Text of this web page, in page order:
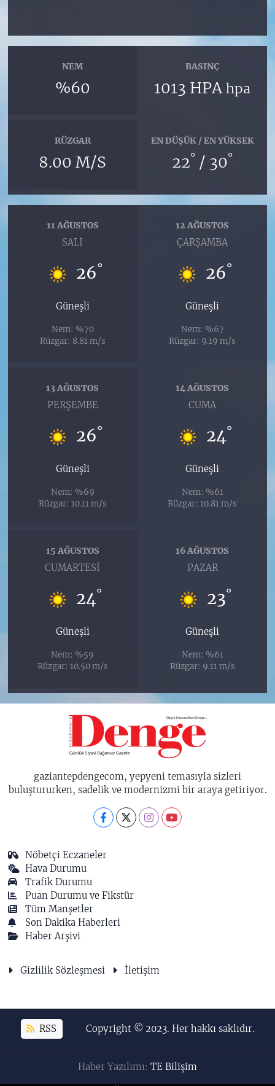
NEM
%60
BASINÇ
1013 HPAhpa
RÜZGAR
8.00 M/S
EN DÜŞÜK / EN YÜKSEK
22° / 30°
11 AĞUSTOS
SALI
26°
Güneşli
Nem: %70
Rüzgar: 8.81 m/s
12 AĞUSTOS
ÇARŞAMBA
26°
Güneşli
Nem: %67
Rüzgar: 9.19 m/s
13 AĞUSTOS
PERŞEMBE
26°
Güneşli
Nem: %69
Rüzgar: 10.11 m/s
14 AĞUSTOS
CUMA
24°
Güneşli
Nem: %61
Rüzgar: 10.81 m/s
15 AĞUSTOS
CUMARTESI
24°
Güneşli
Nem: %59
Rüzgar: 10.50 m/s
16 AĞUSTOS
PAZAR
23°
Güneşli
Nem: %61
Rüzgar: 9.11 m/s
gaziantepdengecom, yepyeni temasıyla sizleri
buluştururken, sadelik ve modernizmi bir araya getiriyor.
Nöbetçi Eczaneler
Hava Durumu
Trafik Durumu
Puan Durumu ve Fikstür
Tüm Manşetler
Son Dakika Haberleri
Haber Arşivi
Gizlilik Sözleşmesi İletişim
RSS Copyright © 2023. Her hakkı saklıdır.
Haber Yazılımı: TE Bilişim